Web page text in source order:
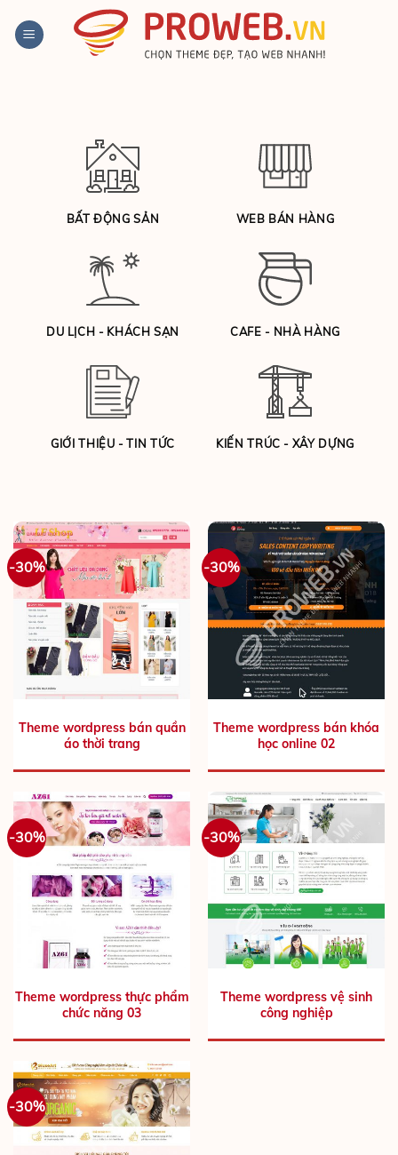
qua
BẤT ĐỘNG SẢN WEB BÁN HÀNG
DU LỊCH - KHÁCH SẠN CAFE - NHÀ HÀNG
GIỚI THIỆU - TIN TỨC KIẾN TRÚC - XÂY DỰNG
-30%
Theme wordpress bán quần
áo thời trang
-30%
Theme wordpress bán khóa
học online 02
-30%
Theme wordpress thực phẩm
chức năng 03
-30%
Theme wordpress vệ sinh
công nghiệp
-30%